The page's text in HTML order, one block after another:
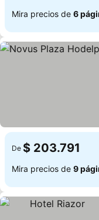
Mira precios de 6
De $ 203.791
Mira precios de 9